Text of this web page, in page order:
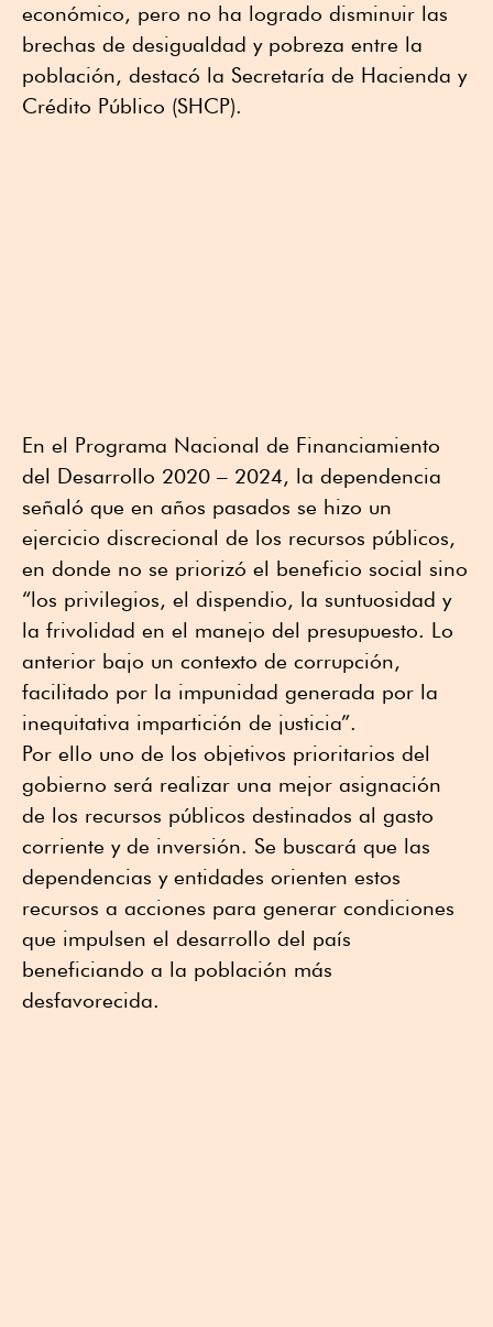
económico, pero no ha logrado disminuir las
brechas de desigualdad y pobreza entre la
población, destacó la Secretaría de Hacienda y
Crédito Público (SHCP).
En el Programa Nacional de Financiamiento
del Desarrollo 2020 – 2024, la dependencia
señaló que en años pasados se hizo un
ejercicio discrecional de los recursos públicos,
en donde no se priorizó el beneficio social sino
“los privilegios, el dispendio, la suntuosidad y
la frivolidad en el manejo del presupuesto. Lo
anterior bajo un contexto de corrupción,
facilitado por la impunidad generada por la
inequitativa impartición de justicia”.
Por ello uno de los objetivos prioritarios del
gobierno será realizar una mejor asignación
de los recursos públicos destinados al gasto
corriente y de inversión. Se buscará que las
dependencias y entidades orienten estos
recursos a acciones para generar condiciones
que impulsen el desarrollo del país
beneficiando a la población más
desfavorecida.